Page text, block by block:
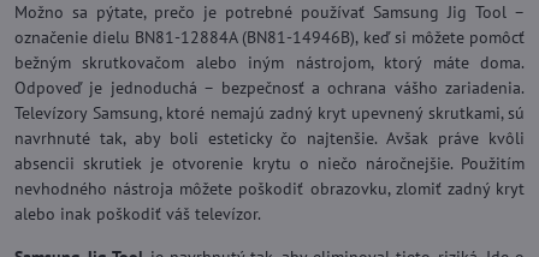
Možno sa pýtate, prečo je potrebné používať Samsung Jig Tool –
označenie dielu BN81-12884A (BN81-14946B), keď si môžete pomôcť
bežným skrutkovačom alebo iným nástrojom, ktorý máte doma.
Odpoveď je jednoduchá – bezpečnosť a ochrana vášho zariadenia.
Televízory Samsung, ktoré nemajú zadný kryt upevnený skrutkami, sú
navrhnuté tak, aby boli esteticky čo najtenšie. Avšak práve kvôli
absencii skrutiek je otvorenie krytu o niečo náročnejšie. Použitím
nevhodného nástroja môžete poškodiť obrazovku, zlomiť zadný kryt
alebo inak poškodiť váš televízor.